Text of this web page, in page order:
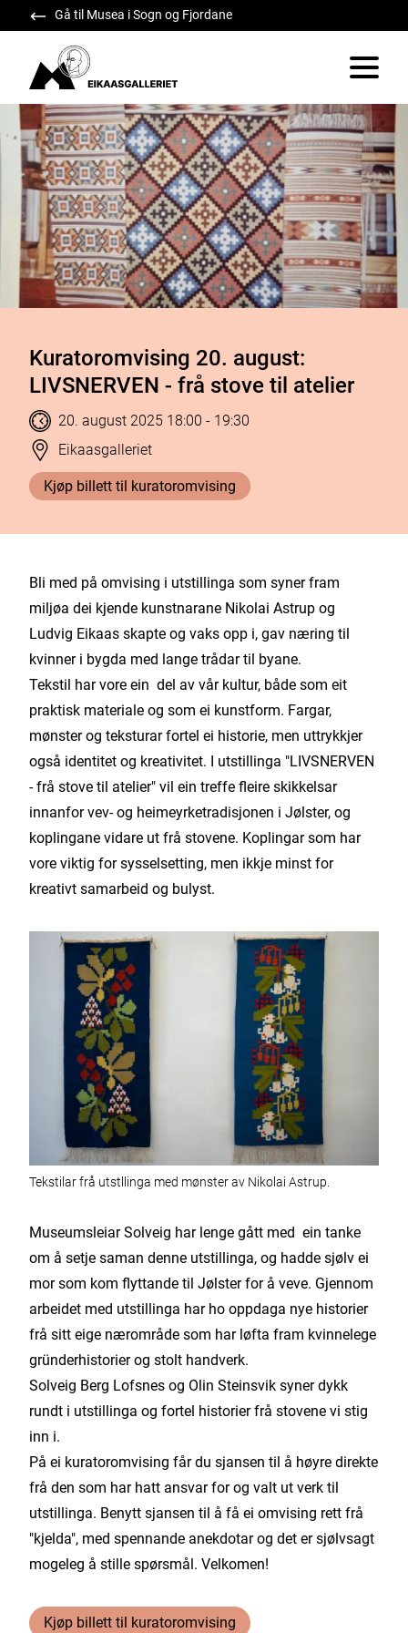
Gå til Musea i Sogn og Fjordane
Eikaasgalleriet
Vis/skjul
Kuratoromvising 20. august:
LIVSNERVEN - frå stove til atelier
Tidspunkt
20. august 2025 18:00 - 19:30
Stad
Eikaasgalleriet
Kjøp billett til kuratoromvising
Bli med på omvising i utstillinga som syner fram
miljøa dei kjende kunstnarane Nikolai Astrup og
Ludvig Eikaas skapte og vaks opp i, gav næring til
kvinner i bygda med lange trådar til byane.
Tekstil har vore ein del av vår kultur, både som eit
praktisk materiale og som ei kunstform. Fargar,
mønster og teksturar fortel ei historie, men uttrykkjer
også identitet og kreativitet. I utstillinga "LIVSNERVEN
- frå stove til atelier" vil ein treffe fleire skikkelsar
innanfor vev- og heimeyrketradisjonen i Jølster, og
koplingane vidare ut frå stovene. Koplingar som har
vore viktig for sysselsetting, men ikkje minst for
kreativt samarbeid og bulyst.
Tekstilar frå utstllinga med mønster av Nikolai Astrup.
Museumsleiar Solveig har lenge gått med ein tanke
om å setje saman denne utstillinga, og hadde sjølv ei
mor som kom flyttande til Jølster for å veve. Gjennom
arbeidet med utstillinga har ho oppdaga nye historier
frå sitt eige nærområde som har løfta fram kvinnelege
gründerhistorier og stolt handverk.
Solveig Berg Lofsnes og Olin Steinsvik syner dykk
rundt i utstillinga og fortel historier frå stovene vi stig
inn i.
På ei kuratoromvising får du sjansen til å høyre direkte
frå den som har hatt ansvar for og valt ut verk til
utstillinga. Benytt sjansen til å få ei omvising rett frå
"kjelda", med spennande anekdotar og det er sjølvsagt
mogeleg å stille spørsmål. Velkomen!
Kjøp billett til kuratoromvising